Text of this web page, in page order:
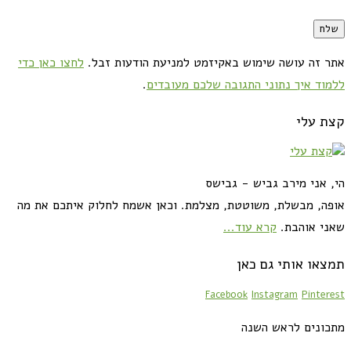
אתר זה עושה שימוש באקיזמט למניעת הודעות זבל. לחצו כאן כדי
ללמוד איך נתוני התגובה שלכם מעובדים.
קצת עלי
הי, אני מירב גביש - גבישס
אופה, מבשלת, משוטטת, מצלמת. וכאן אשמח לחלוק איתכם את מה
שאני אוהבת. קרא עוד...
תמצאו אותי גם כאן
Facebook Instagram Pinterest
מתכונים לראש השנה